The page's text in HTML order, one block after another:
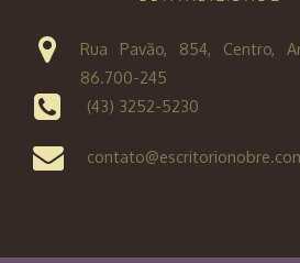
Rua Pavão, 854, Centro,
86.700-245
(43) 3252-5230